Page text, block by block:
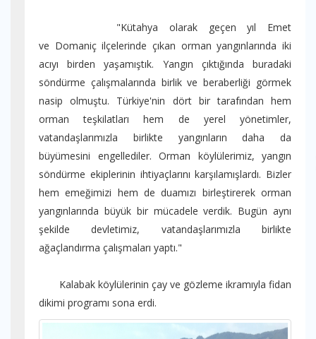
"Kütahya olarak geçen yıl Emet
ve Domaniç ilçelerinde çıkan orman yangınlarında iki
acıyı birden yaşamıştık. Yangın çıktığında buradaki
söndürme çalışmalarında birlik ve beraberliği görmek
nasip olmuştu. Türkiye'nin dört bir tarafından hem
orman teşkilatları hem de yerel yönetimler,
vatandaşlarımızla birlikte yangınların daha da
büyümesini engellediler. Orman köylülerimiz, yangın
söndürme ekiplerinin ihtiyaçlarını karşılamışlardı. Bizler
hem emeğimizi hem de duamızı birleştirerek orman
yangınlarında büyük bir mücadele verdik. Bugün aynı
şekilde devletimiz, vatandaşlarımızla birlikte
ağaçlandırma çalışmaları yaptı."
Kalabak köylülerinin çay ve gözleme ikramıyla fidan
dikimi programı sona erdi.